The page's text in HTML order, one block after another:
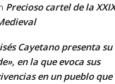
Precioso cartel de la XXIX
Cayetano presenta
en la que evoca sus
en un pueblo que